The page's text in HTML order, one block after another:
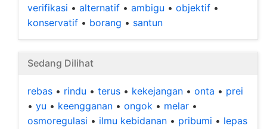
verifikasi • alternatif • ambigu • objektif •
konservatif • borang • santun
Sedang Dilihat
rebas • rindu • terus • kekejangan • onta • prei
• yu • keengganan • ongok • melar •
osmoregulasi • ilmu kebidanan • pribumi • lepas